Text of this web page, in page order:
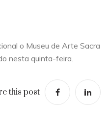
o Museu de Arte Sacra
nesta quinta-feira.
this post